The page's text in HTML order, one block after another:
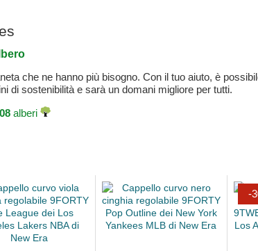
che ne hanno più bisogno. Con il tuo aiuto, è
di sostenibilità e sarà un domani migliore per tutti.
alberi
-